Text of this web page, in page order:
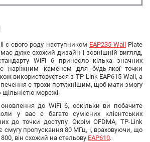
є свого роду наступником EAP235-Wall
Plate
дуже схожий дизайн і зовнішній вигляд,
WiFi 6 принесло кілька значних
наріжним каменем для будь-якої точки
використовується з TP-Link EAP615-Wall, а
є трохи потужнішим, щоб мати змогу
мережі.
до WiFi 6, оскільки ви побачите
у вас є багато сумісних клієнтських
до точки доступу. Окрім OFDMA, TP-Link
смугу пропускання 80 МГц, і, враховуючи, що
він схожий на стельову EAP610.